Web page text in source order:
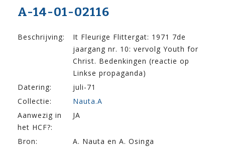
A-14-01-02116
Beschrijving:
It Fleurige Flittergat: 1971 7de
jaargang nr. 10: vervolg Youth for
Christ. Bedenkingen (reactie op
Linkse propaganda)
Datering:
juli-71
Collectie:
Nauta.A
Aanwezig in
het HCF?:
JA
Bron: A. Nauta en A. Osinga